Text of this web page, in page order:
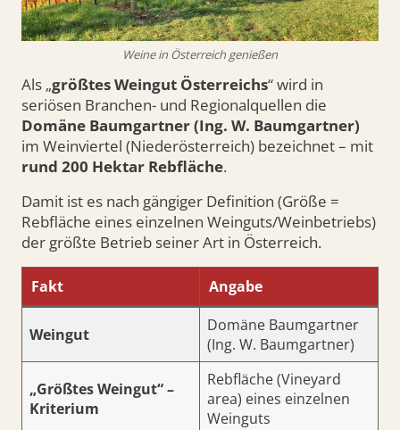
Weine in Österreich genießen
Als „größtes Weingut Österreichs“ wird in
seriösen Branchen- und Regionalquellen die
Domäne Baumgartner (Ing. W. Baumgartner)
im Weinviertel (Niederösterreich) bezeichnet – mit
rund 200 Hektar Rebfläche.
Damit ist es nach gängiger Definition (Größe =
Rebfläche eines einzelnen Weinguts/Weinbetriebs)
der größte Betrieb seiner Art in Österreich.
Fakt Angabe
Weingut
Domäne Baumgartner
(Ing. W. Baumgartner)
„Größtes Weingut“ –
Kriterium
Rebfläche (Vineyard
area) eines einzelnen
Weinguts